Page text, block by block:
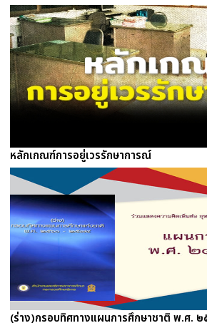
หลักเกณฑ์การอยู่เวรรักษาการณ์
(ร่าง)กรอบทิศทางแผนการศึกษาชาติ พ.ศ.